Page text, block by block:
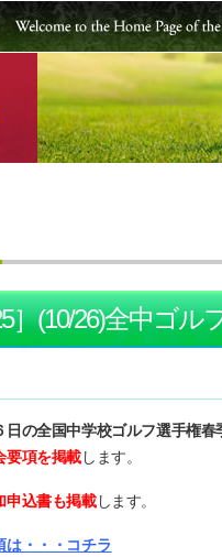
］(10/26)全中ゴ
日の全国中学校ゴルフ選手権
要項を掲載します。
申込書も掲載します。
は・・・コチラ